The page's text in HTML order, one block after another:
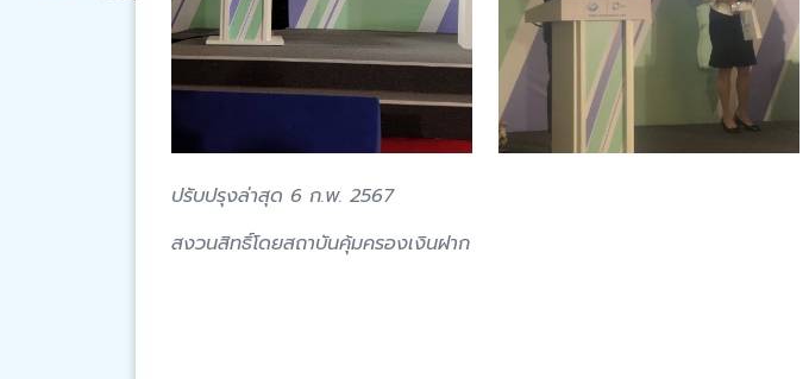
ปรับปรุงล่าสุด 6 ก.พ. 2567
สงวนสิทธิ์โดยสถาบันคุ้มครองเงินฝาก